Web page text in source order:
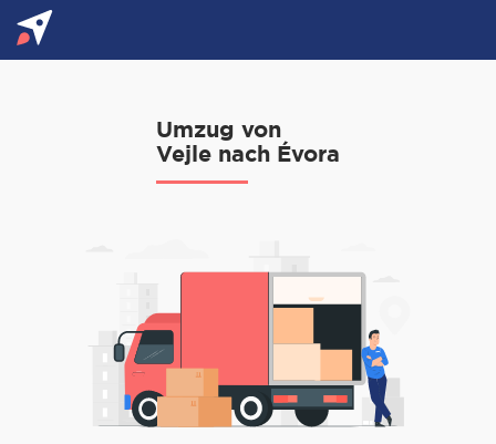
Umzug von
Vejle nach Évora